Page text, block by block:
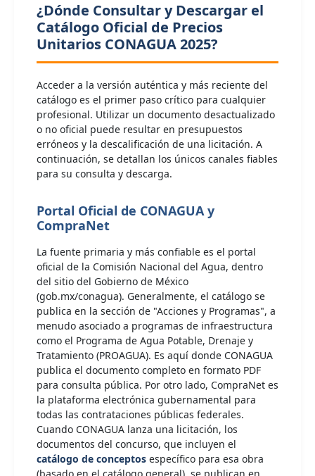
¿Dónde Consultar y Descargar el
Catálogo Oficial de Precios
Unitarios CONAGUA 2025?
Acceder a la versión auténtica y más reciente del
catálogo es el primer paso crítico para cualquier
profesional. Utilizar un documento desactualizado
o no oficial puede resultar en presupuestos
erróneos y la descalificación de una licitación. A
continuación, se detallan los únicos canales fiables
para su consulta y descarga.
Portal Oficial de CONAGUA y
CompraNet
La fuente primaria y más confiable es el portal
oficial de la Comisión Nacional del Agua, dentro
del sitio del Gobierno de México
(gob.mx/conagua). Generalmente, el catálogo se
publica en la sección de "Acciones y Programas", a
menudo asociado a programas de infraestructura
como el Programa de Agua Potable, Drenaje y
Tratamiento (PROAGUA). Es aquí donde CONAGUA
publica el documento completo en formato PDF
para consulta pública. Por otro lado, CompraNet es
la plataforma electrónica gubernamental para
todas las contrataciones públicas federales.
Cuando CONAGUA lanza una licitación, los
documentos del concurso, que incluyen el
catálogo de conceptos específico para esa obra